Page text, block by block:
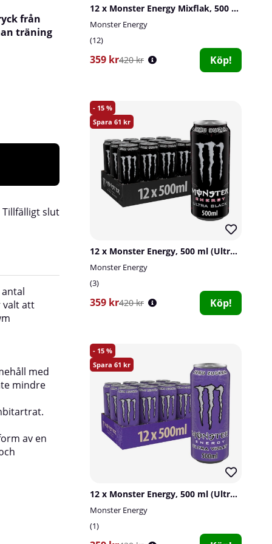
från
träning
Tillfälligt slut
12 x Monster Energy Mixflak, 500 ml
Monster Energy
12
359 kr420 kr Köp!
15
61
12 x Monster Energy, 500 ml (Ultra Black)
Monster Energy
3
359 kr420 kr Köp!
15
61
12 x Monster Energy, 500 ml (Ultra Violet)
Monster Energy
1
valt att
med
mindre
av en
sockerfri. Lika bra innan ett träningspass
dagliga aktiviteter. Den serveras bäst väl kyld
problem att ta med en burk i väskan eller
_____________________________
Antal doser per förpackning / Mängd